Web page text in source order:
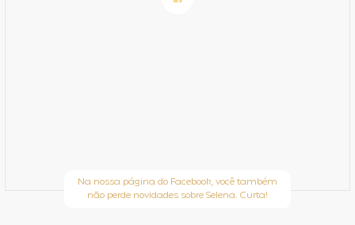
Na nossa página do Facebook, você também
não perde novidades sobre Selena. Curta!